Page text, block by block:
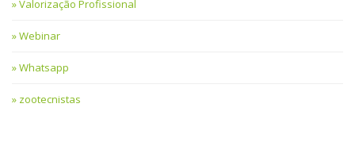
Valorização Profissional
Webinar
Whatsapp
zootecnistas